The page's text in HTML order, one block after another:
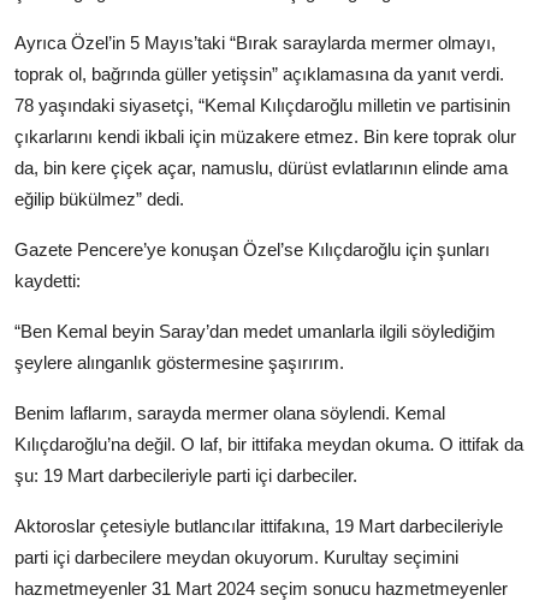
Ayrıca Özel’in 5 Mayıs’taki “Bırak saraylarda mermer olmayı,
toprak ol, bağrında güller yetişsin” açıklamasına da yanıt verdi.
78 yaşındaki siyasetçi, “Kemal Kılıçdaroğlu milletin ve partisinin
çıkarlarını kendi ikbali için müzakere etmez. Bin kere toprak olur
da, bin kere çiçek açar, namuslu, dürüst evlatlarının elinde ama
eğilip bükülmez” dedi.
Gazete Pencere’ye konuşan Özel’se Kılıçdaroğlu için şunları
kaydetti:
“Ben Kemal beyin Saray’dan medet umanlarla ilgili söylediğim
şeylere alınganlık göstermesine şaşırırım.
Benim laflarım, sarayda mermer olana söylendi. Kemal
Kılıçdaroğlu’na değil. O laf, bir ittifaka meydan okuma. O ittifak da
şu: 19 Mart darbecileriyle parti içi darbeciler.
Aktoroslar çetesiyle butlancılar ittifakına, 19 Mart darbecileriyle
parti içi darbecilere meydan okuyorum. Kurultay seçimini
hazmetmeyenler 31 Mart 2024 seçim sonucu hazmetmeyenler